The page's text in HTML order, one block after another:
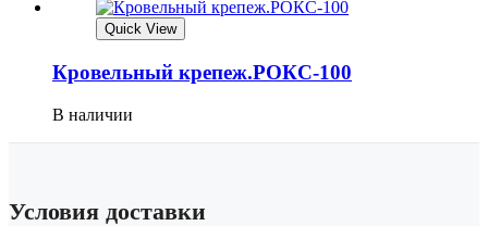
Quick View
Кровельный крепеж.РОКС-100
В наличии
Условия доставки